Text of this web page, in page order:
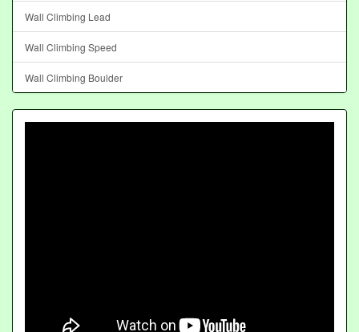
Wall Climbing Lead
Wall Climbing Speed
Wall Climbing Boulder